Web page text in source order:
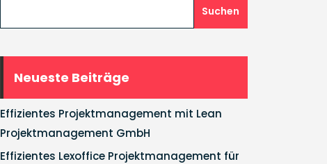
Suchen
Neueste Beiträge
Effizientes Projektmanagement mit Lean
Projektmanagement GmbH
Effizientes Lexoffice Projektmanagement für